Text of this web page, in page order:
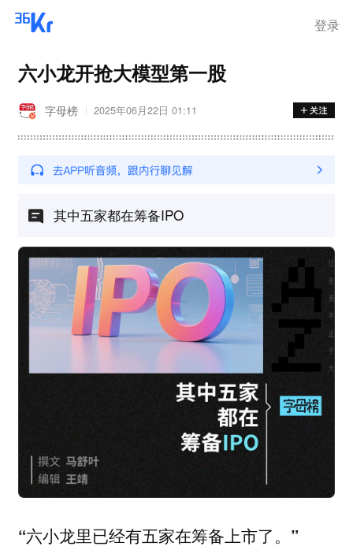
登录
六小龙开抢大模型第一股
字母榜 2025年06月22日 01:11
其中五家都在筹备IPO
“六小龙里已经有五家在筹备上市了。”